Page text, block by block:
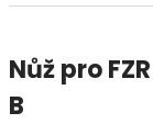
Nůž pro
B